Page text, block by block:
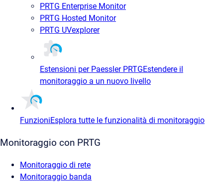
PRTG Enterprise Monitor
PRTG Hosted Monitor
PRTG UVexplorer
Estensioni per Paessler PRTGEstendere il
monitoraggio a un nuovo livello
FunzioniEsplora tutte le funzionalità di monitoraggio
Monitoraggio con PRTG
Monitoraggio di rete
Monitoraggio banda